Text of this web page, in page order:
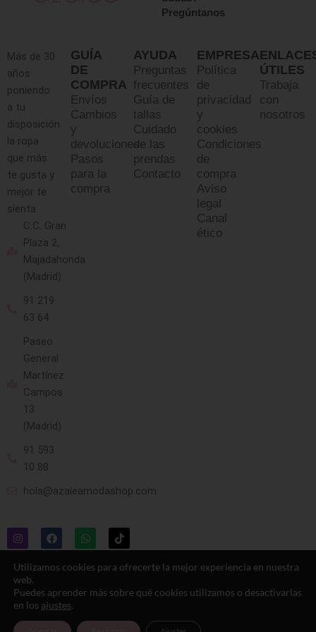
Pregúntanos
Más de 30
años
poniendo
a tu
disposición
la ropa
que más
te gusta y
mejor te
sienta
C.C. Gran
Plaza 2,
Majadahonda
(Madrid)
91 219
63 64
Paseo
General
Martínez
Campos
13
(Madrid)
91 593
10 88
hola@azaleamodashop.com
GUÍA
DE
COMPRA
Envíos
Cambios
y
devoluciones
Pasos
para la
compra
AYUDA
Preguntas
frecuentes
Guía de
tallas
Cuidado
de las
prendas
Contacto
EMPRESA
Política
de
privacidad
y
cookies
Condiciones
de
compra
Aviso
legal
Canal
ético
ÚTILES
Trabaja
con
nosotros
© 2025, azaleamodashop. Todos los
derechos reservados.
Utilizamos cookies para ofrecerte la mejor experiencia en nuestra
web.
Puedes aprender más sobre qué cookies utilizamos o desactivarlas
en los ajustes.